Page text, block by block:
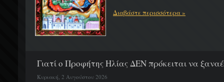
Διαβάστε περισσότερα »
Γιατί ο Προφήτης Ηλίας ΔΕΝ πρόκειται να
Κυριακή, 2 Αυγούστου 2026